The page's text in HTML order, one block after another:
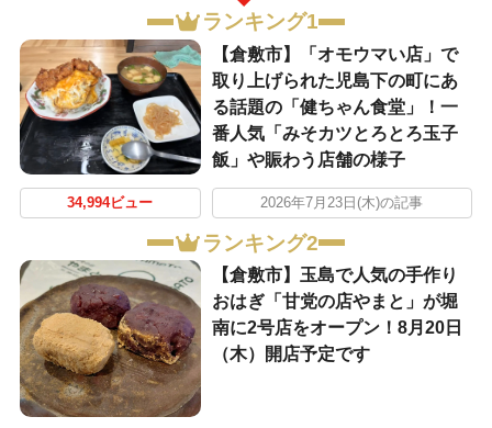
ランキング1
【倉敷市】「オモウマい店」で
取り上げられた児島下の町にあ
る話題の「健ちゃん食堂」！一
番人気「みそカツとろとろ玉子
飯」や賑わう店舗の様子
34,994ビュー 2026年7月23日(木)の記事
ランキング2
【倉敷市】玉島で人気の手作り
おはぎ「甘党の店やまと」が堀
南に2号店をオープン！8月20日
（木）開店予定です